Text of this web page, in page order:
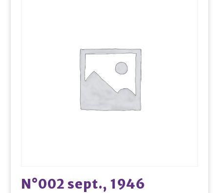
N°002 sept., 1946